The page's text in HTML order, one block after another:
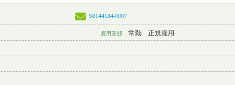
S0144184-0007
雇用形態 常勤 正規雇用